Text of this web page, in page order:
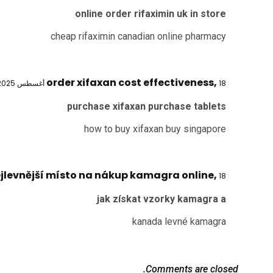
online order rifaximin uk in store
cheap rifaximin canadian online pharmacy
order xifaxan cost effectiveness, 18 أغسطس 2025 @ 7:48 ص
purchase xifaxan purchase tablets
how to buy xifaxan buy singapore
místo na nákup kamagra online, 18 أغسطس 2025 @ 9:28 ص
jak získat vzorky kamagra a
kanada levné kamagra
Comments are closed.